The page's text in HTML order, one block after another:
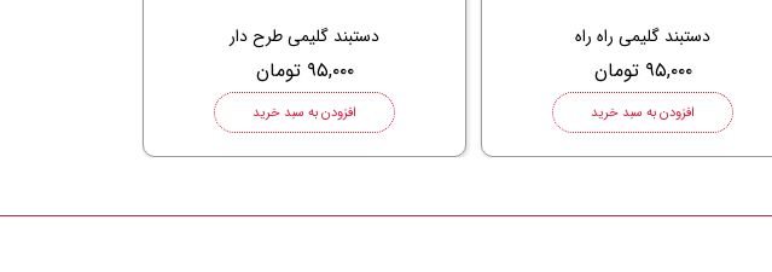
دستبند گلیمی طرح دار
۹۵,۰۰۰ تومان
افزودن به سبد خرید
دستبند گلیمی راه راه
۹۵,۰۰۰ تومان
افزودن به سبد خرید